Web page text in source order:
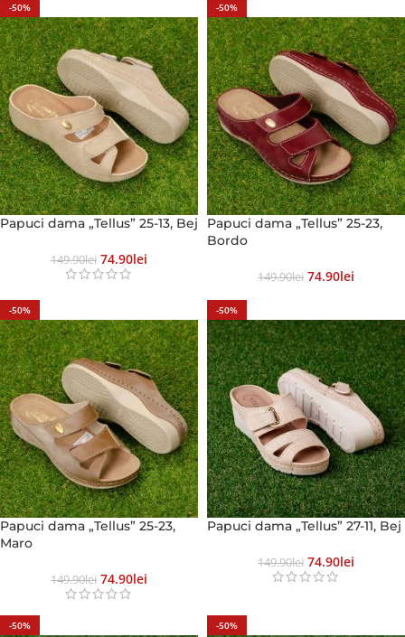
-50%
Papuci dama „Tellus” 25-13, Bej
149.90Lei 74.90Lei
-50%
Papuci dama „Tellus” 25-23,
Bordo
149.90Lei 74.90Lei
-50%
Papuci dama „Tellus” 25-23,
Maro
149.90Lei 74.90Lei
-50%
Papuci dama „Tellus” 27-11, Bej
149.90Lei 74.90Lei
-50% -50%